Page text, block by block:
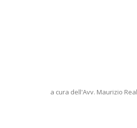
a cura dell'Avv. Maurizio